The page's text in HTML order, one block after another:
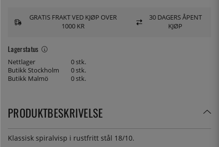
Lagerstatus
Nettlager
0 stk.
Butikk Stockholm
0 stk.
Butikk Malmö
0 stk.
GRATIS FRAKT VED KJØP OVER
1000 KR
30 DAGERS ÅPENT
KJØP
PRODUKTBESKRIVELSE
Klassisk spiralvisp i rustfritt stål 18/10.